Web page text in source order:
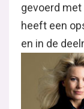
gevoerd
heeft een
en in de